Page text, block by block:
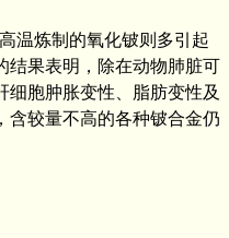
温炼制的氧化铍则多引起
结果表明，除在动物肺脏可
细胞肿胀变性、脂肪变性及
含较量不高的各种铍合金仍